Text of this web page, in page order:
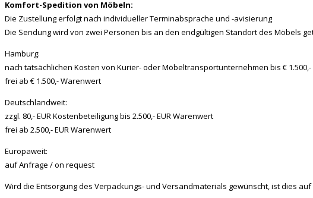
Kom­fort-Spe­di­ti­on von Mö­beln:
Die Zu­stel­lung er­folgt nach in­di­vi­du­el­ler Ter­mi­n­ab­spra­che und -avi­sie­rung
Die Sen­dung wird von zwei Per­so­nen bis an den end­gül­ti­gen Stand­ort des Mö­bels
Ham­burg:
nach tat­säch­li­chen Kos­ten von Ku­ri­er- oder Mö­bel­trans­port­un­ter­neh­men bis €
frei ab € 1.500,- Wa­ren­wert
Deutsch­land­weit:
zzgl. 80,- EUR Kos­ten­be­tei­li­gung bis 2.500,- EUR Wa­ren­wert
frei ab 2.500,- EUR Wa­ren­wert
Eu­ro­pa­weit:
auf An­fra­ge / on re­quest
Wird die Ent­sor­gung des Ver­pa­ckungs- und Ver­sand­ma­te­ri­als ge­wünscht, ist dies